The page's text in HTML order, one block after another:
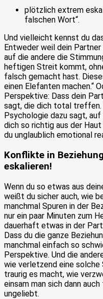
plötzlich extrem
falschen Wort“.
Und vielleicht kennst du
Entweder weil dein
auf die andere die
heftigen Streit kommt,
falsch gemacht hast.
einen Elefanten machen.“
Perspektive: Dass dein
sagt, die dich total treffen.
Psychologie dazu sagt,
dich so richtig aus der
du unglaublich emotional
Konflikte in
eskalieren!
Wenn du so etwas aus
weißt du sicher auch, wie
manchmal Spuren in der
nur ein paar Minuten zum
dauerhaft etwas in der
Dass du die ganze
manchmal einfach so
Perspektive. Und die
wie verletzend eine solche
traurig es macht, wie
einsam man sich dann
ungeliebt.